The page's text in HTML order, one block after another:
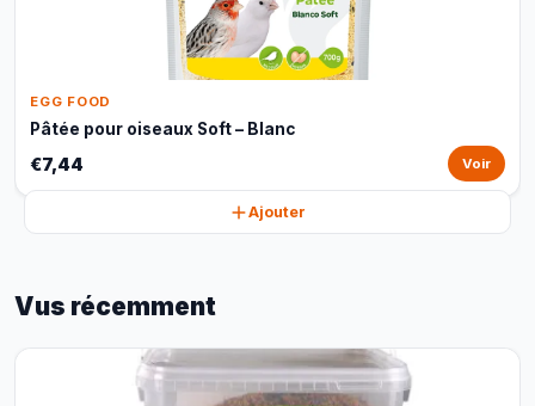
EGG FOOD
Pâtée pour oiseaux Soft – Blanc
€7,44 Voir
Ajouter
Vus récemment